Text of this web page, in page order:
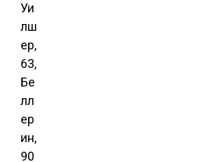
Уи
лш
ер,
63,
Бе
лл
ер
ин,
90